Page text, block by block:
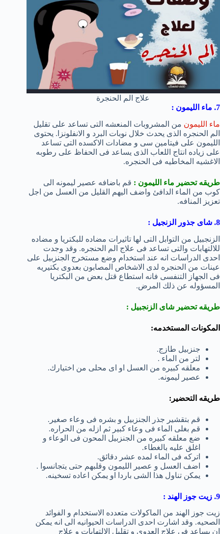
علاج الم الحنجرة
7. ماء الليمون :
ماء الليمون من المشروبات المنعشه التى تساعد على تقليل
الم الحنجره الذى يحدث خلال نوبات البرد و الانفلونزا. يحتوى
الليمون على فيتامين سى و مضادات الاكسده التى تساعد
على زياده انتاج اللعاب الذى يساعد فى الحفاظ على رطوبه
الاغشيه المخاطيه فى الحنجره.
طريقه تحضير ماء الليمون : قم باضافه عصير ليمونه الى
كوب من الماء الدافئ واضف اليهم القليل من العسل من اجل
تعزيز المنافه.
8. شاى جذور الزنجيل :
الزنجبيل من التوابل التى لها تاثيرات مضاده للبكتريا و مضاده
للالتهابات والتى تساعد فى علاج الم الحنجره. وقد وجدت
احدى الدراسات انه عند استخدام وضع مستخرج الجنزبيل على
عينات من الحنجره لدى الاشخاص المصابون بعدوى بكتيريه
فى الجهاز التنفسى فانه استطاع قتل بعض من البكتريا
المسؤوله عن ذلك المرض.
طريقه تحضير شاى الزنجبيل :
المكونات المستخدمه:
جنزبيل طازج.
لتر من الماء .
معلقه كبيره من العسل او اى محلى من اختيارك.
عصير ليمونه.
طريقه التحضير:
قم بتقشير جذر الجنزبيل و بشره فى وعاء صغير.
قم بغلى الماء فى وعاء كبير ثم ازله من الحراره.
ضع معلقه كبيره من الجنزبيل المحون فى الوعاء و
اغلق عليه بالغطاء.
اتركه فى الماء لمده عشر دقائق.
اضف العسل و عصير الليمون وقلبهم حتى يتجانسوا .
يمكن تناول هذا الشى باردا او يمكن اعاده تسخينه.
9. زيت جوز الهند :
زيت جوز الهند من الماكولات متعدده الاستخدام و الفوائد
الصحيه. وقد اشارت احدى الدراسات الحيوانيه الى انه يمكن
ان يساعد فى علاج العدوى و تقليل الالتهابات و علاج